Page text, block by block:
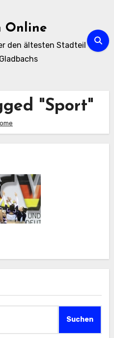
Online
den ältesten Stadteil
"Sport"